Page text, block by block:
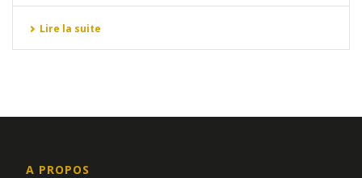
Lire la suite
A PROPOS